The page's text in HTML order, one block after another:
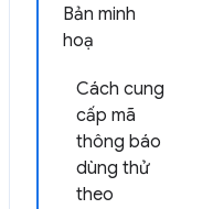
Bản minh
hoạ
Cách cung
cấp mã
thông báo
dùng thử
theo